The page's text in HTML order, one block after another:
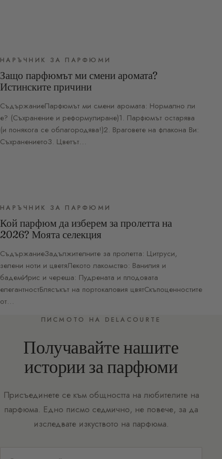
НАРЪЧНИК ЗА ПАРФЮМИ
Защо парфюмът ми смени аромата?
Истинските причини
СъдържаниеПарфюмът ми смени аромата: Нормално ли
е? (Съхранение и реформулиране)1. Парфюмът остарява
(и понякога се облагородява!)2. Враговете на флакона Ви:
Съхранението3. Цветът…
НАРЪЧНИК ЗА ПАРФЮМИ
Кой парфюм да изберем за пролетта на
2026? Моята селекция
СъдържаниеЗадължителните за пролетта: Цитруси,
зелени ноти и цветяЛекото лакомство: Ванилия и
бадемИрис и череша: Пудрената и плодовата
елегантностБлясъкът на портокаловия цвятСкъпоценностите
от…
ПИСМОТО НА DELACOURTE
Получавайте нашите
истории за парфюми
Присъединете се към общността на любителите на
парфюма. Едно писмо седмично, не повече, за да
изследвате изкуството на парфюма.